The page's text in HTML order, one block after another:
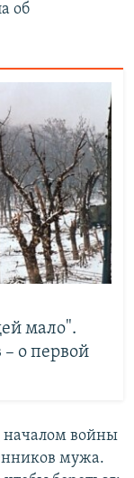
об
мало".
о первой
началом войны
мужа.